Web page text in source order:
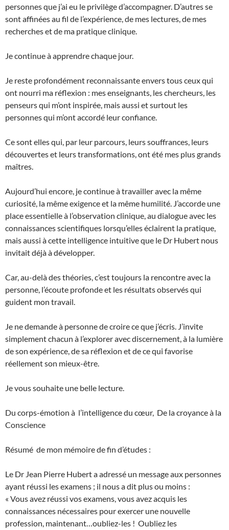
personnes que j’ai eu le privilège d’accompagner. D’autres se
sont affinées au fil de l’expérience, de mes lectures, de mes
recherches et de ma pratique clinique.
Je continue à apprendre chaque jour.
Je reste profondément reconnaissante envers tous ceux qui
ont nourri ma réflexion : mes enseignants, les chercheurs, les
penseurs qui m’ont inspirée, mais aussi et surtout les
personnes qui m’ont accordé leur confiance.
Ce sont elles qui, par leur parcours, leurs souffrances, leurs
découvertes et leurs transformations, ont été mes plus grands
maîtres.
Aujourd’hui encore, je continue à travailler avec la même
curiosité, la même exigence et la même humilité. J’accorde une
place essentielle à l’observation clinique, au dialogue avec les
connaissances scientifiques lorsqu’elles éclairent la pratique,
mais aussi à cette intelligence intuitive que le Dr Hubert nous
invitait déjà à développer.
Car, au-delà des théories, c’est toujours la rencontre avec la
personne, l’écoute profonde et les résultats observés qui
guident mon travail.
Je ne demande à personne de croire ce que j’écris. J’invite
simplement chacun à l’explorer avec discernement, à la lumière
de son expérience, de sa réflexion et de ce qui favorise
réellement son mieux-être.
Je vous souhaite une belle lecture.
Du corps-émotion à l’intelligence du cœur, De la croyance à la
Conscience
Résumé de mon mémoire de fin d’études :
Le Dr Jean Pierre Hubert a adressé un message aux personnes
ayant réussi les examens ; il nous a dit plus ou moins :
« Vous avez réussi vos examens, vous avez acquis les
connaissances nécessaires pour exercer une nouvelle
profession, maintenant…oubliez-les ! Oubliez les